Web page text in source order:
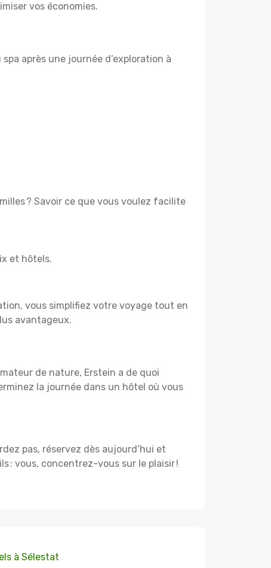
vos économies.
après une journée d’exploration à
? Savoir ce que vous voulez facilite
et hôtels.
vous simplifiez votre voyage tout en
avantageux.
de nature, Erstein a de quoi
la journée dans un hôtel où vous
pas, réservez dès aujourd’hui et
: vous, concentrez-vous sur le plaisir !
à Sélestat